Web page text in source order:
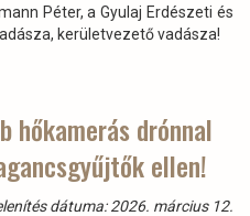
Péter, a Gyulaj Erdészeti és
kerületvezető vadásza!
hőkamerás drónnal
ellen!
dátuma: 2026. március 12.